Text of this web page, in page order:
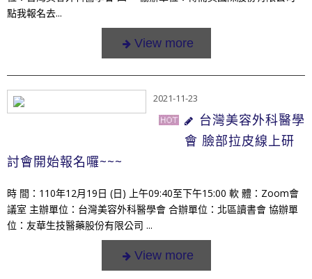
點我報名去...
2021-11-23
台灣美容外科醫學
會 臉部拉皮線上研
討會開始報名囉~~~
時 間：110年12月19日 (日) 上午09:40至下午15:00 軟 體：Zoom會
議室 主辦單位：台灣美容外科醫學會 合辦單位：北區讀書會 協辦單
位：友華生技醫藥股份有限公司 ...